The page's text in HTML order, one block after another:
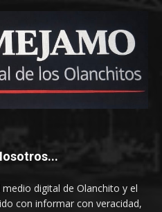
digital de Olanchito y el
con informar con veracidad,